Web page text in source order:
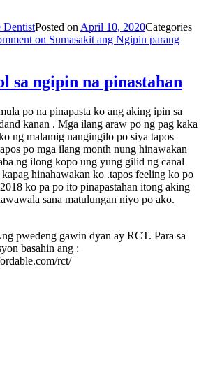
DentistPosted on April 10, 2020Categories
on Sumasakit ang Ngipin parang
sa ngipin na pinastahan
po na pinapasta ko ang aking ipin sa
kanan . Mga ilang araw po ng pag kaka
ng malamig nangingilo po siya tapos
po mga ilang month nung hinawakan
ng ilong kopo ung yung gilid ng canal
hinahawakan ko .tapos feeling ko po
ko pa po ito pinapastahan itong aking
sana matulungan niyo po ako.
pwedeng gawin dyan ay RCT. Para sa
basahin ang :
rct/